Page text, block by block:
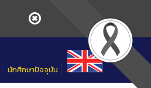
นักศึกษาปัจจุบัน